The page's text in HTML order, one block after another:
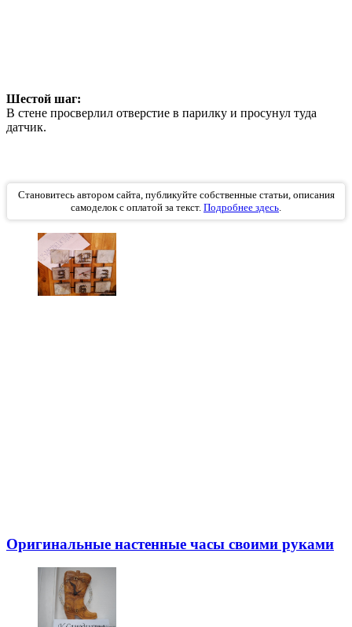
Шестой шаг:
В стене просверлил отверстие в парилку и просунул туда
датчик.
Становитесь автором сайта, публикуйте собственные статьи, описания
самоделок с оплатой за текст. Подробнее здесь.
Оригинальные настенные часы своими руками